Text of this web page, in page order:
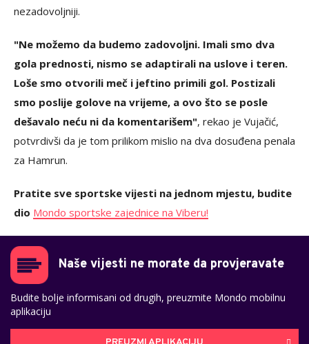
nezadovoljniji.
"Ne možemo da budemo zadovoljni. Imali smo dva
gola prednosti, nismo se adaptirali na uslove i teren.
Loše smo otvorili meč i jeftino primili gol. Postizali
smo poslije golove na vrijeme, a ovo što se posle
dešavalo neću ni da komentarišem", rekao je Vujačić,
potvrdivši da je tom prilikom mislio na dva dosuđena penala
za Hamrun.
Pratite sve sportske vijesti na jednom mjestu, budite
dio Mondo sportske zajednice na Viberu!
Naše vijesti ne morate da provjeravate
Budite bolje informisani od drugih, preuzmite Mondo mobilnu
aplikaciju